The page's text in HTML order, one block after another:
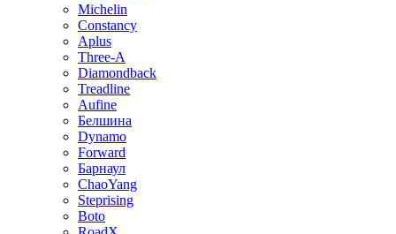
Michelin
Constancy
Aplus
Three-A
Diamondback
Treadline
Aufine
Белшина
Dynamo
Forward
Барнаул
ChaoYang
Steprising
Boto